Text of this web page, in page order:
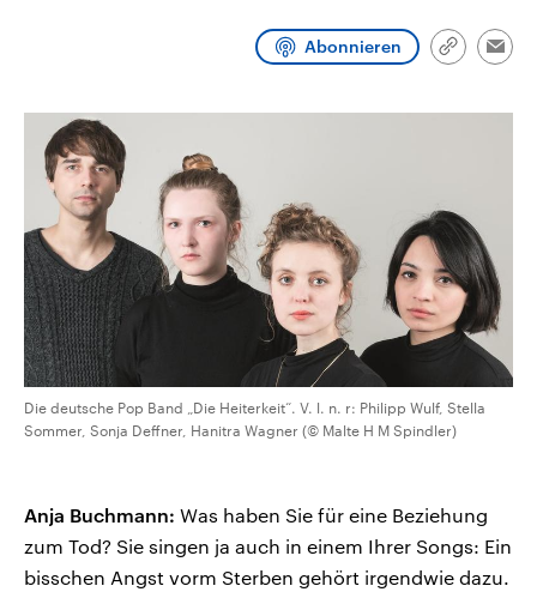
Abonnieren
Link
Die deutsche Pop Band „Die Heiterkeit“. V. l. n. r: Philipp Wulf, Stella
Sommer, Sonja Deffner, Hanitra Wagner (© Malte H M Spindler)
Anja Buchmann: Was haben Sie für eine Beziehung
zum Tod? Sie singen ja auch in einem Ihrer Songs: Ein
bisschen Angst vorm Sterben gehört irgendwie dazu.